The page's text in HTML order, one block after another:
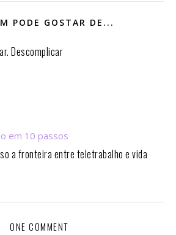
PODE GOSTAR DE...
Descomplicar
a fronteira entre teletrabalho e vida
ONE COMMENT